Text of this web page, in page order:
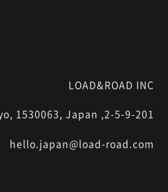
LOAD&ROAD INC
2-5-9-201, Meguro, Meguro-ku, Tokyo, 1530063, Japan
hello.japan@load-road.com